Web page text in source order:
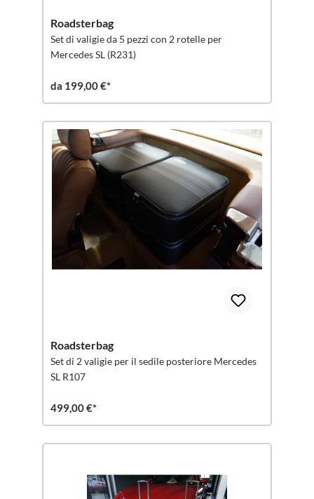
Roadsterbag
Set di valigie da 5 pezzi con 2 rotelle per
Mercedes SL (R231)
da 199,00 €*
Roadsterbag
Set di 2 valigie per il sedile posteriore Mercedes
SL R107
499,00 €*